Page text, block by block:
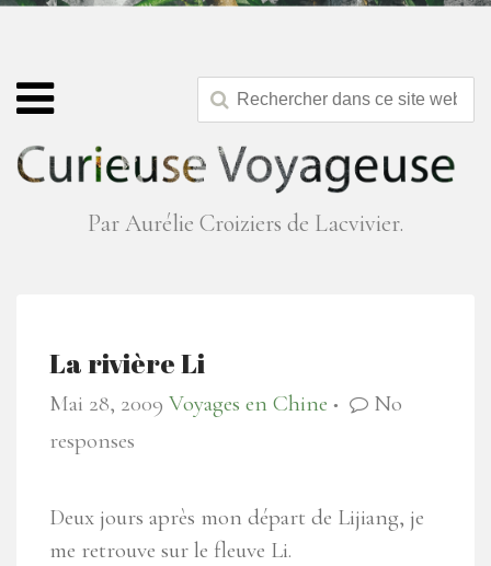
Par Aurélie Croiziers de Lacvivier.
La rivière Li
Mai 28, 2009 Voyages en Chine ●
No
responses
Deux jours après mon départ de Lijiang, je
me retrouve sur le fleuve Li.